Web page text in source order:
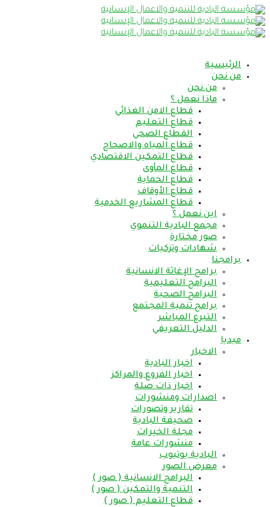
الرئيسية
من نحن
من نحن
ماذا نعمل ؟
قطاع الامن الغذائي
قطاع التعليم
القطاع الصحي
قطاع المياه والاصحاح
قطاع التمكين الاقتصادي
قطاع المأوى
قطاع الحماية
قطاع الأوقاف
قطاع المشاريع الخدمية
اين نعمل ؟
مجمع البادية التنموي
صور مختارة
شهادات وتزكيات
برامجنا
برامج الإغاثة الانسانية
البرامج التعليمية
البرامج الصحية
برامج تنمية المجتمع
التبرع المباشر
الدليل التعريفي
ميديا
الاخبار
اخبار البادية
اخبار الفروع والمراكز
اخبار ذات صلة
اصدارات ومنشورات
تقارير وتصورات
صحيفة البادية
مجلة الخيرات
منشورات عامة
البادية يوتيوب
معرض الصور
البرامج الانسانية ( صور )
التنمية والتمكين ( صور )
قطاع التعليم ( صور )